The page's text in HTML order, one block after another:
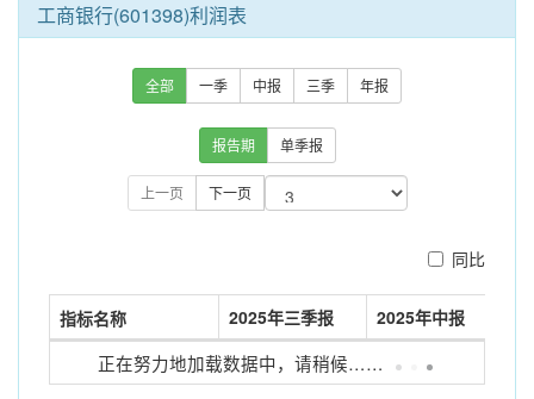
工商银行(601398)利润表
全部 一季 中报 三季 年报
报告期 单季报
上一页 下一页
同比
正在努力地加载数据中，请稍候……
指标名称 2025年三季报
2025年中报
没有找到匹配的记录